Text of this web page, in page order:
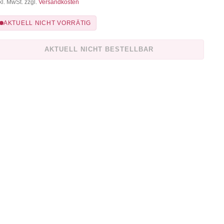
MwSt. zzgl. Versandkosten
AKTUELL NICHT VORRÄTIG
AKTUELL NICHT BESTELLBAR